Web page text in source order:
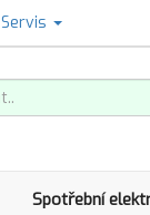
Servis
Spotřební